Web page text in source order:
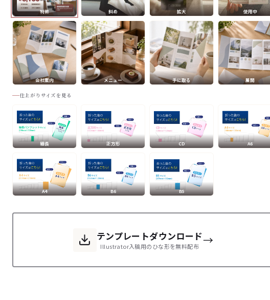
特徴 斜め 拡大 使用中
会社案内 メニュー 手に取る 展開
仕上がりサイズを見る
細長 正方形 CD A6
A4 B6 B5
テンプレートダウンロード
Illustrator入稿用のひな形を無料配布 →